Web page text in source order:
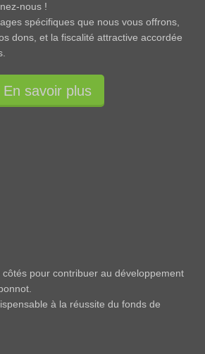
nous !
spécifiques que nous vous offrons,
dons, et la fiscalité attractive accordée
En savoir plus
pour contribuer au développement
à la réussite du fonds de